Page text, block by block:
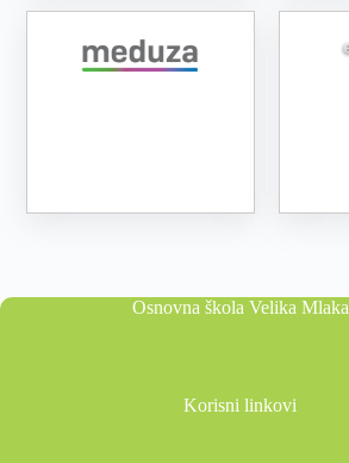
Osnovna škola Velika Mlaka
Korisni linkovi